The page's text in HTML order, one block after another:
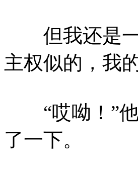
但我还是一
主权似的，我
“哎呦！”他
了一下。